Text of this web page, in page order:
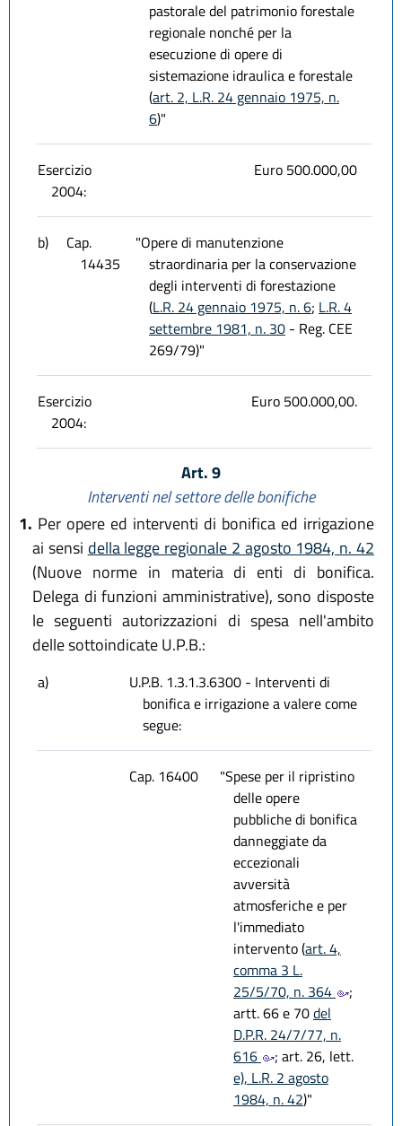
pastorale del patrimonio forestale
regionale nonché per la
esecuzione di opere di
sistemazione idraulica e forestale
(art. 2, L.R. 24 gennaio 1975, n.
6)"
Esercizio
2004:
Euro 500.000,00
b)
Cap.
14435
"Opere di manutenzione
straordinaria per la conservazione
degli interventi di forestazione
(L.R. 24 gennaio 1975, n. 6; L.R. 4
settembre 1981, n. 30 - Reg. CEE
269/79)"
Esercizio
2004:
Euro 500.000,00.
Art. 9
Interventi nel settore delle bonifiche
1. Per opere ed interventi di bonifica ed irrigazione
ai sensi della legge regionale 2 agosto 1984, n. 42
(Nuove norme in materia di enti di bonifica.
Delega di funzioni amministrative), sono disposte
le seguenti autorizzazioni di spesa nell'ambito
delle sottoindicate U.P.B.:
a)
U.P.B. 1.3.1.3.6300 - Interventi di
bonifica e irrigazione a valere come
segue:
Cap. 16400
"Spese per il ripristino
delle opere
pubbliche di bonifica
danneggiate da
eccezionali
avversità
atmosferiche e per
l'immediato
intervento (art. 4,
comma 3 L.
25/5/70, n. 364
;
artt. 66 e 70del
D.P.R. 24/7/77, n.
616
; art. 26, lett.
e), L.R. 2 agosto
1984, n. 42)"